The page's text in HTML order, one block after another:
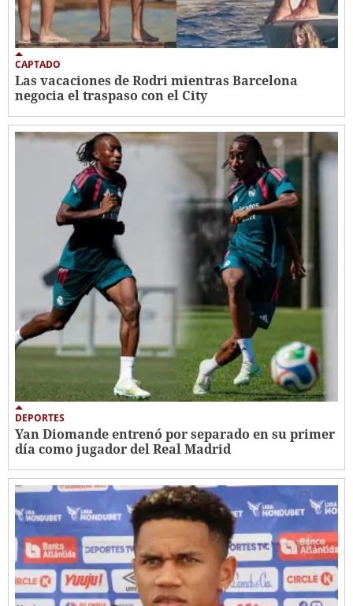
CAPTADO
Las vacaciones de Rodri mientras Barcelona
negocia el traspaso con el City
DEPORTES
Yan Diomande entrenó por separado en su primer
día como jugador del Real Madrid